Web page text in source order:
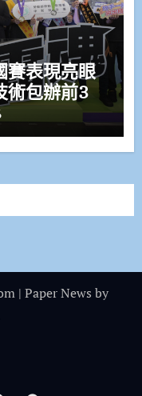
賽表現亮眼
術包辦前3
| Paper News by